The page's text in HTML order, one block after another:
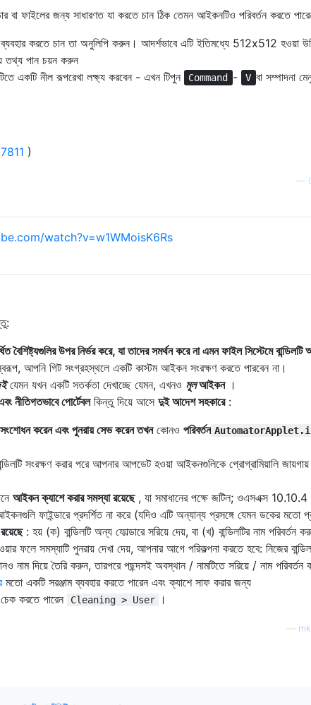
ফাইলের জন্য সাধারণত যা করতে চান ঠিক তেমন আইকনটিও পরিবর্তন করতে
করতে চান তা অনুলিপি করুন। আদর্শভাবে এটি ইতিমধ্যে 512x512 হওয়া
তথ্য পান চয়ন করুন
একটি নীল রূপরেখা লক্ষ্য করবেন - এখন টিপুন
Command - V বা সম্পাদনা
)
—
watch?v=w1WMoisK6Rs
উপর নির্ভর করে, যা তাদের সমর্থন করে না এমন ফাইল সিস্টেমে বান্ডিলটি
আপনি গিট সংগ্রহস্থলে একটি কাস্টম আইকন সংরক্ষণ করতে পারবেন না।
যেমন যখন একটি সতর্কতা দেখাচ্ছে যেমন, এখনও মূলআইকন।
নীতিগতভাবে পোর্টেবলকিন্তু দিয়ে আসে দুই আদেশ সহকারে:
সংশোধন করেন এবং পুনরায় সেভ করেন তখনকোনও পরিবর্তন
সংরক্ষণ করার পরে আপনার আপডেট হওয়া আইকনগুলিকে প্রোগ্রামিয়ালি জায়গায়
আইকন ক্যাশে করার সমস্যা রয়েছে, যা সমাধানের পক্ষে জটিল; ওএসএক্স 10.10.4
ফাইন্ডারে প্রদর্শিত না করে (যদিও এটি অন্যান্য প্রসঙ্গে যেমন ডকের মতো
: হয় (ক) বান্ডিলটি অন্য ফোল্ডারে সরিয়ে দেয়, বা (খ) বান্ডিলটির নাম পরিবর্তন
ফলে সমস্যাটি পুনরায় দেখা দেয়, আপনার আগে পরিকল্পনা করতে হবে: নিজের
নাম দিয়ে তৈরি করুন, তারপরে পছন্দসই অবস্থান / নামটিতে সরিয়ে / নাম পরিবর্তন
মতো একটি সরঞ্জাম ব্যবহার করতে পারেন এবং ক্যাশে সাফ করার জন্য
চেক করতে পারেন Cleaning > User ।